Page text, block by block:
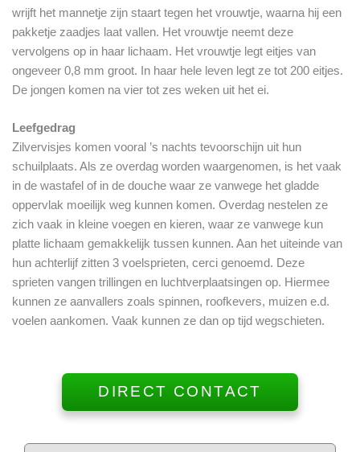
wrijft het mannetje zijn staart tegen het vrouwtje, waarna hij een
pakketje zaadjes laat vallen. Het vrouwtje neemt deze
vervolgens op in haar lichaam. Het vrouwtje legt eitjes van
ongeveer 0,8 mm groot. In haar hele leven legt ze tot 200 eitjes.
De jongen komen na vier tot zes weken uit het ei.
Leefgedrag
Zilvervisjes komen vooral ’s nachts tevoorschijn uit hun
schuilplaats. Als ze overdag worden waargenomen, is het vaak
in de wastafel of in de douche waar ze vanwege het gladde
oppervlak moeilijk weg kunnen komen. Overdag nestelen ze
zich vaak in kleine voegen en kieren, waar ze vanwege kun
platte lichaam gemakkelijk tussen kunnen. Aan het uiteinde van
hun achterlijf zitten 3 voelsprieten, cerci genoemd. Deze
sprieten vangen trillingen en luchtverplaatsingen op. Hiermee
kunnen ze aanvallers zoals spinnen, roofkevers, muizen e.d.
voelen aankomen. Vaak kunnen ze dan op tijd wegschieten.
DIRECT CONTACT